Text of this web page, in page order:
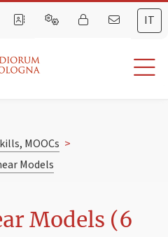
IT
MOOCs >
Models
Models (6